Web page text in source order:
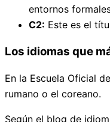
entornos
C2: Este es el
Los idiomas que
En la Escuela Oficial
rumano o el coreano.
Según el blog de